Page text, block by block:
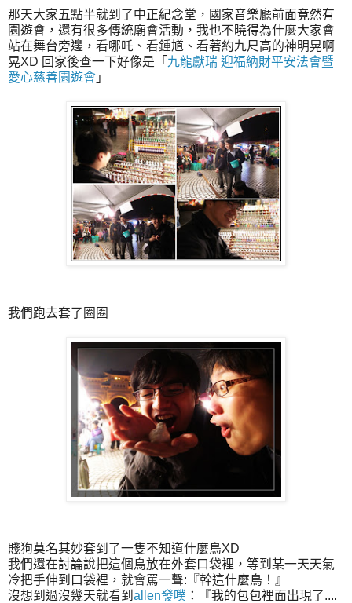
那天大家五點半就到了中正紀念堂，國家音樂廳前面竟然有
園遊會，還有很多傳統廟會活動，我也不曉得為什麼大家會
站在舞台旁邊，看哪吒、看鍾馗、看著約九尺高的神明晃啊
晃XD 回家後查一下好像是「 九龍獻瑞 迎福納財平安法會暨
愛心慈善園遊會 」
我們跑去套了圈圈
賤狗莫名其妙套到了一隻不知道什麼鳥XD
我們還在討論說把這個鳥放在外套口袋裡，等到某一天天氣
冷把手伸到口袋裡，就會罵一聲:『幹這什麼鳥！』
沒想到過沒幾天就看到 allen發噗 ：『我的包包裡面出現了....